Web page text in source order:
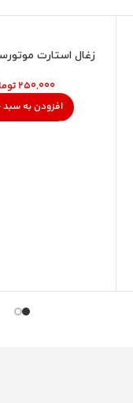
زغال استارت
افزودن به سبد